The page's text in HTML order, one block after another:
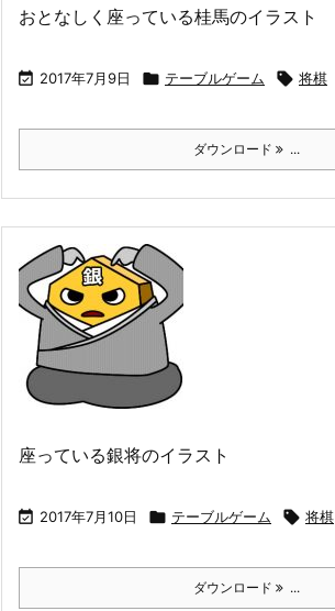
おとなしく座っている桂馬のイラスト
 2017年7月9日  テーブルゲーム  将棋
ダウンロード ...
座っている銀将のイラスト
 2017年7月10日  テーブルゲーム  将棋
ダウンロード ...